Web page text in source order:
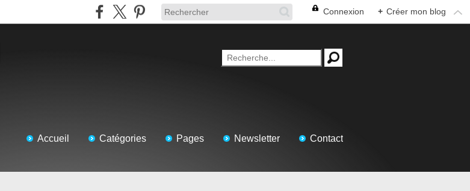
Connexion + Créer mon blog
Accueil Catégories Pages Newsletter Contact